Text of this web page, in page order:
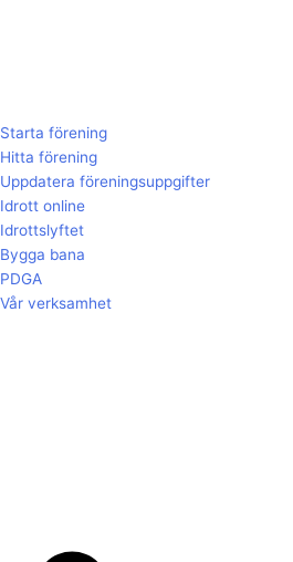
Starta förening
Hitta förening
Uppdatera föreningsuppgifter
Idrott online
Idrottslyftet
Bygga bana
PDGA
Vår verksamhet